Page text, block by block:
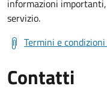
informazioni
servizio.
Termini e
Contatti